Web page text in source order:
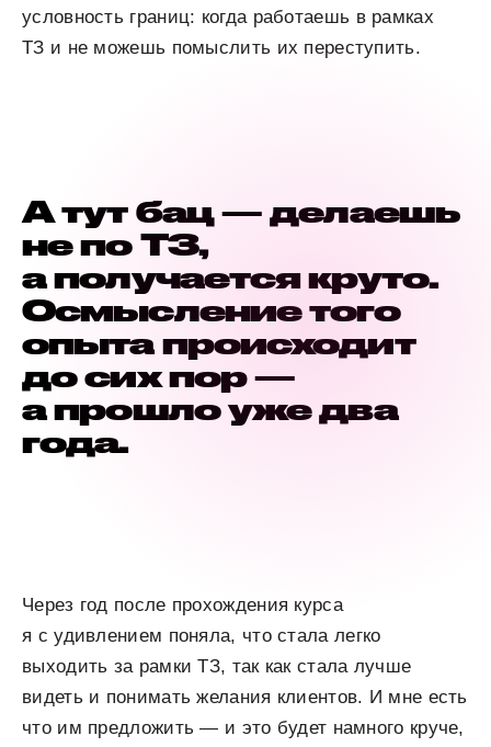
условность границ: когда работаешь в рамках
ТЗ и не можешь помыслить их переступить.
А тут бац — делаешь
не по ТЗ,
а получается круто.
Осмысление того
опыта происходит
до сих пор —
а прошло уже два
года.
Через год после прохождения курса
я с удивлением поняла, что стала легко
выходить за рамки ТЗ, так как стала лучше
видеть и понимать желания клиентов. И мне есть
что им предложить — и это будет намного круче,